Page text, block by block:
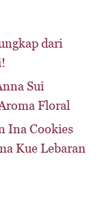
dari
Sui
Floral
Ina Cookies
Kue Lebaran